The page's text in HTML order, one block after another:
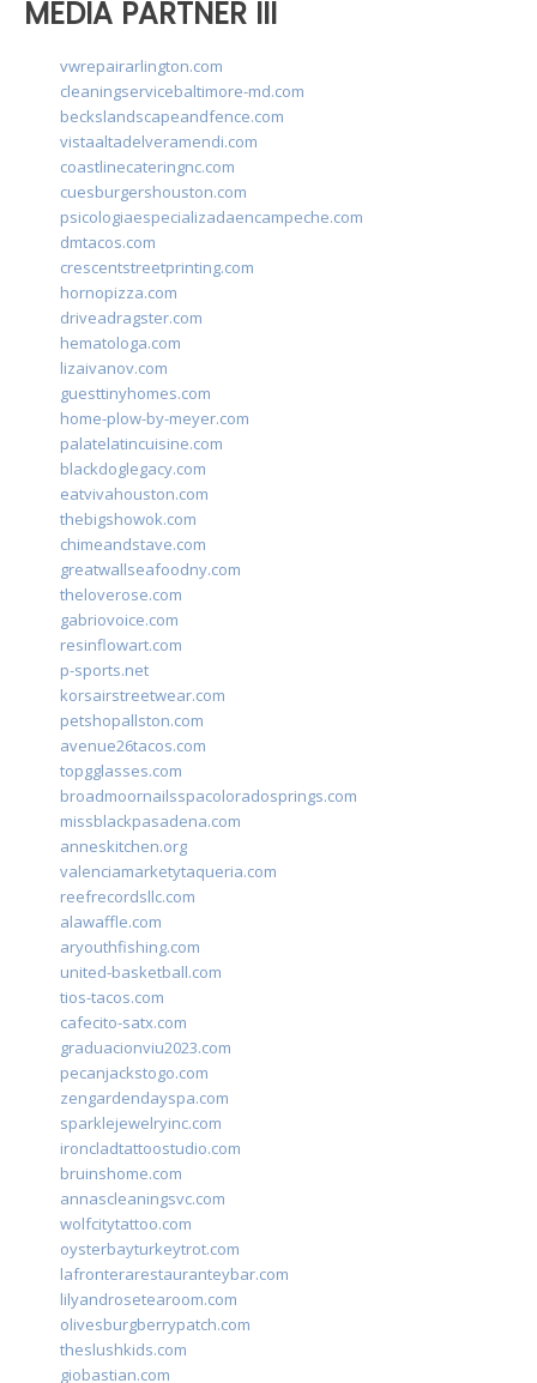
MEDIA PARTNER III
vwrepairarlington.com
cleaningservicebaltimore-md.com
beckslandscapeandfence.com
vistaaltadelveramendi.com
coastlinecateringnc.com
cuesburgershouston.com
psicologiaespecializadaencampeche.com
dmtacos.com
crescentstreetprinting.com
hornopizza.com
driveadragster.com
hematologa.com
lizaivanov.com
guesttinyhomes.com
home-plow-by-meyer.com
palatelatincuisine.com
blackdoglegacy.com
eatvivahouston.com
thebigshowok.com
chimeandstave.com
greatwallseafoodny.com
theloverose.com
gabriovoice.com
resinflowart.com
p-sports.net
korsairstreetwear.com
petshopallston.com
avenue26tacos.com
topgglasses.com
broadmoornailsspacoloradosprings.com
missblackpasadena.com
anneskitchen.org
valenciamarketytaqueria.com
reefrecordsllc.com
alawaffle.com
aryouthfishing.com
united-basketball.com
tios-tacos.com
cafecito-satx.com
graduacionviu2023.com
pecanjackstogo.com
zengardendayspa.com
sparklejewelryinc.com
ironcladtattoostudio.com
bruinshome.com
annascleaningsvc.com
wolfcitytattoo.com
oysterbayturkeytrot.com
lafronterarestauranteybar.com
lilyandrosetearoom.com
olivesburgberrypatch.com
theslushkids.com
giobastian.com